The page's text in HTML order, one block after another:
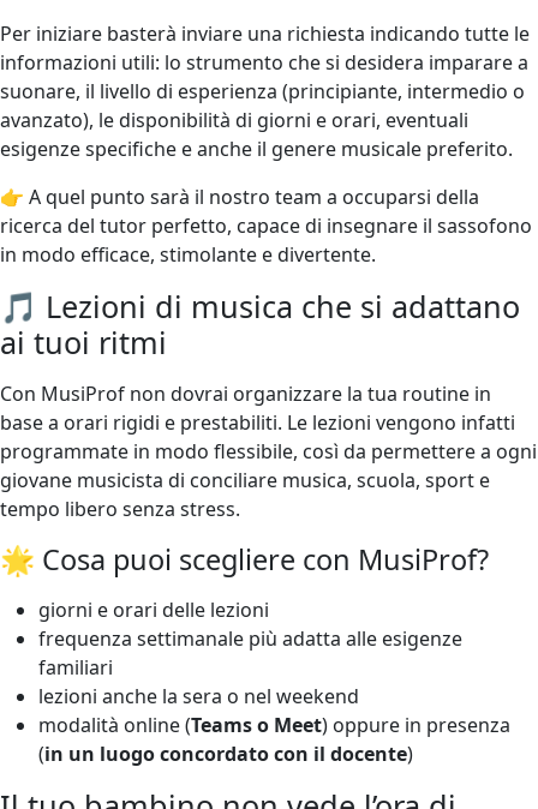
Per iniziare basterà inviare una richiesta indicando tutte le
informazioni utili: lo strumento che si desidera imparare a
suonare, il livello di esperienza (principiante, intermedio o
avanzato), le disponibilità di giorni e orari, eventuali
esigenze specifiche e anche il genere musicale preferito.
👉 A quel punto sarà il nostro team a occuparsi della
ricerca del tutor perfetto, capace di insegnare il sassofono
in modo efficace, stimolante e divertente.
🎵 Lezioni di musica che si adattano
ai tuoi ritmi
Con MusiProf non dovrai organizzare la tua routine in
base a orari rigidi e prestabiliti. Le lezioni vengono infatti
programmate in modo flessibile, così da permettere a ogni
giovane musicista di conciliare musica, scuola, sport e
tempo libero senza stress.
🌟 Cosa puoi scegliere con MusiProf?
giorni e orari delle lezioni
frequenza settimanale più adatta alle esigenze
familiari
lezioni anche la sera o nel weekend
modalità online (Teams o Meet) oppure in presenza
(in un luogo concordato con il docente)